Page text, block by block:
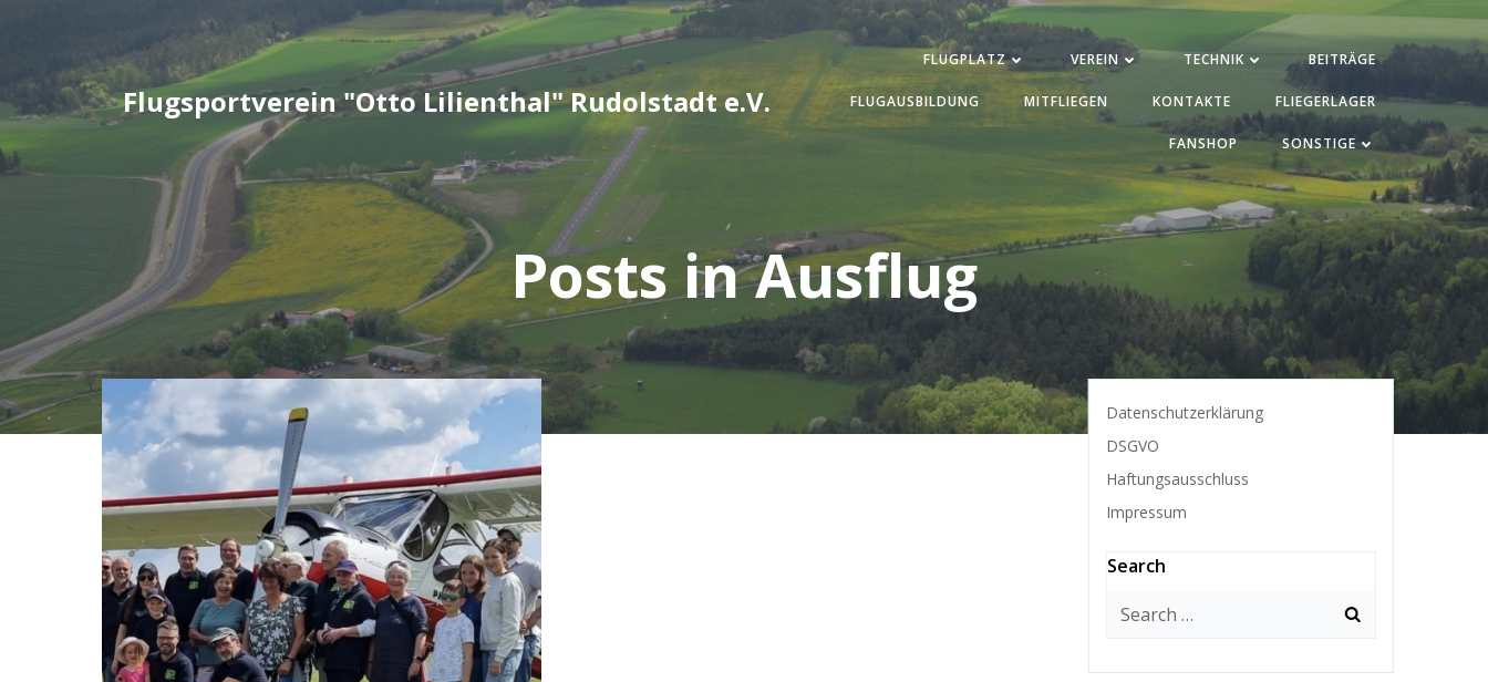
springen
Flugsportverein "Otto Lilienthal" Rudolstadt e.V.
FLUGPLATZ VEREIN TECHNIK BEITRÄGE
FLUGAUSBILDUNG MITFLIEGEN KONTAKTE FLIEGERLAGER
FANSHOP SONSTIGE
Posts in Ausflug
Datenschutzerklärung
DSGVO
Haftungsausschluss
Impressum
Search
Search